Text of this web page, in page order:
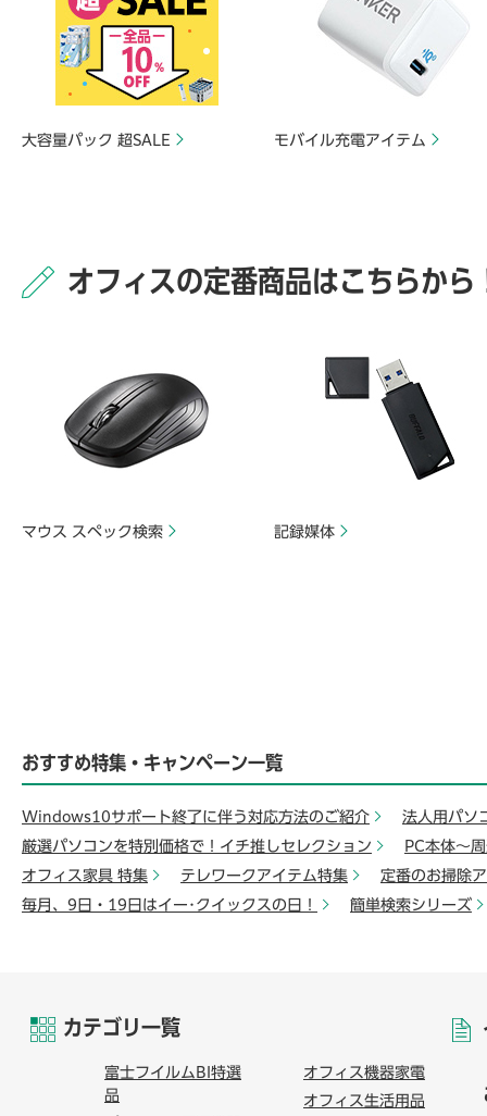
大容量パック 超SALE モバイル充電アイテム
オフィスの定番商品はこちらから
マウス スペック検索 記録媒体
おすすめ特集・キャンペーン一覧
Windows10サポート終了に伴う対応方法のご紹介
法人用パソ
厳選パソコンを特別価格で！イチ推しセレクション
PC本体～
オフィス家具 特集
テレワークアイテム特集
定番のお掃除
毎月、9日・19日はイー･クイックスの日！
簡単検索シリーズ
カテゴリ一覧
富士フイルムBI特選
品
オフィス機器家電
オフィス生活用品